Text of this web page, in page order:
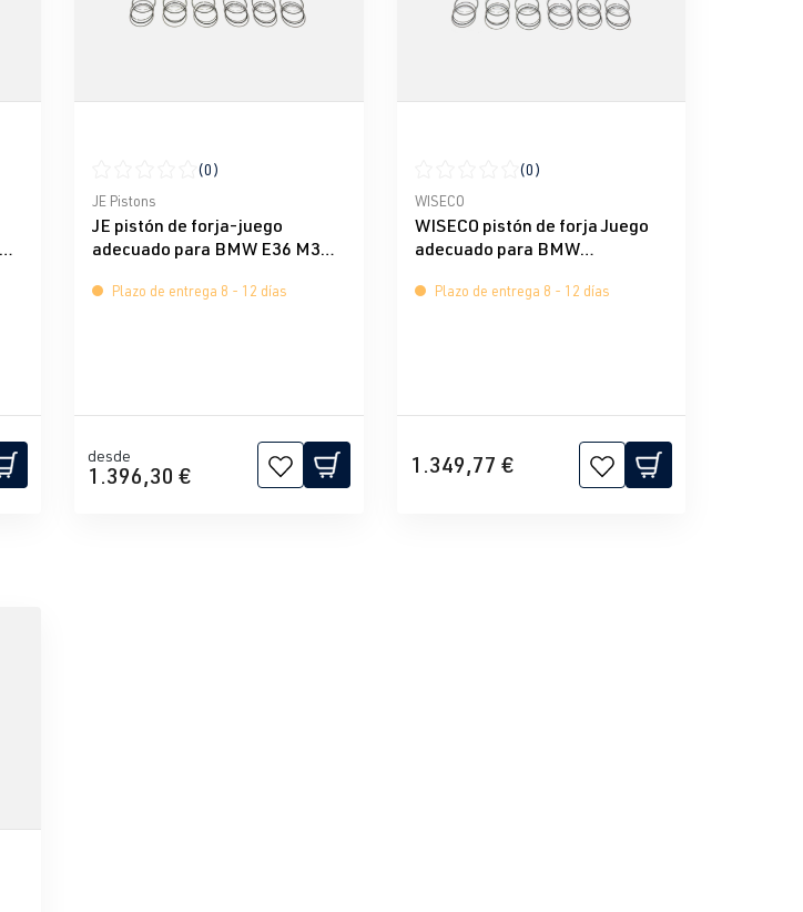
Calificación promedio de 0 de 5 estrellas
(0)
JE Pistons
JE pistón de forja-juego
adecuado para BMW E36 M3
Plazo de entrega 8 - 12 días
desde
1.396,30 €
Calificación promedio de 0 de 5 estrellas
(0)
WISECO
WISECO pistón de forja Juego
adecuado para BMW
Plazo de entrega 8 - 12 días
1.349,77 €